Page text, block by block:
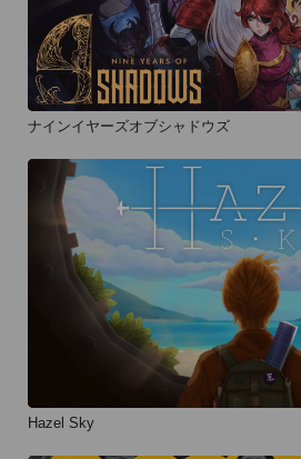
ナインイヤーズオブシャドウズ
Hazel Sky